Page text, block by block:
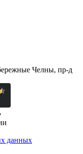
Челны, пр-д
данных